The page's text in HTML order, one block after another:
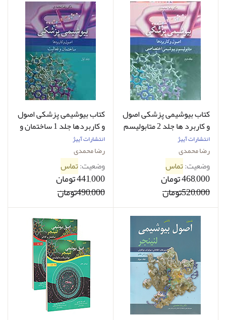
کتاب بیوشیمی پزشکی اصول
و کاربرد ها جلد 2 متابولیسم
و بیوشیمی اختصاصی
انتشارات آییژ
رضا محمدی
وضعیت:تماس
468,000 تومان
520,000تومان
کتاب بیوشیمی پزشکی اصول
و کاربردها جلد 1 ساختمان و
فعالیت رضا محمدی
انتشارات آییژ
رضا محمدی
وضعیت:تماس
441,000 تومان
490,000تومان